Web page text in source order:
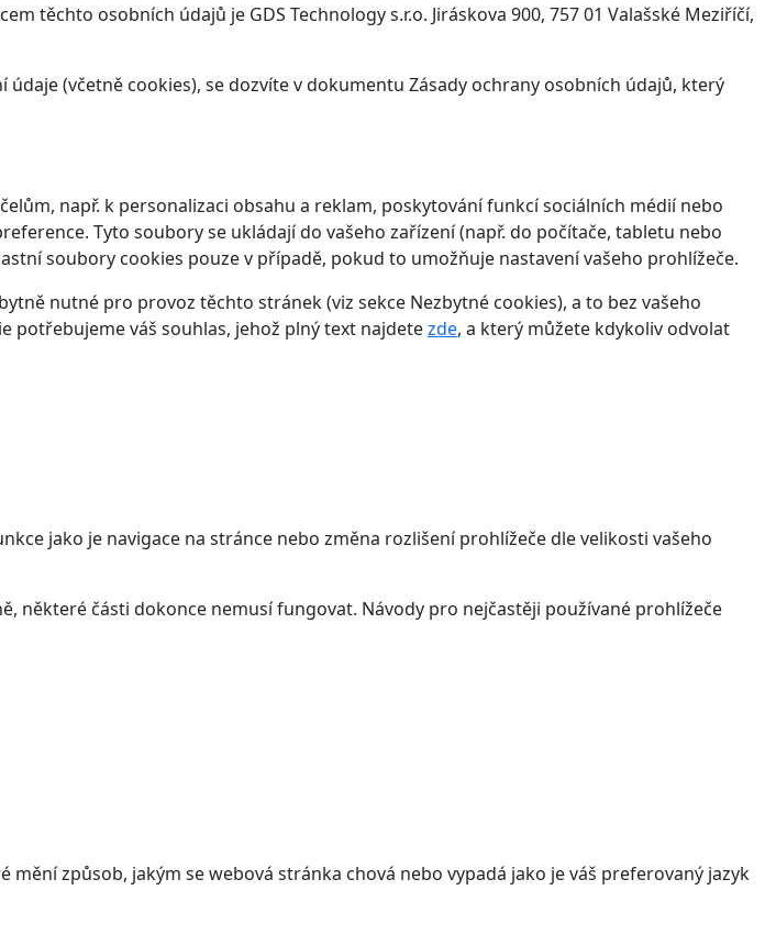
těchto osobních údajů je GDS Technology s.r.o. Jiráskova 900, 757 01 Valašské Meziříčí,
(včetně cookies), se dozvíte v dokumentu Zásady ochrany osobních údajů, který
např. k personalizaci obsahu a reklam, poskytování funkcí sociálních médií nebo
Tyto soubory se ukládají do vašeho zařízení (např. do počítače, tabletu nebo
soubory cookies pouze v případě, pokud to umožňuje nastavení vašeho prohlížeče.
nutné pro provoz těchto stránek (viz sekce Nezbytné cookies), a to bez vašeho
potřebujeme váš souhlas, jehož plný text najdetezde, a který můžete kdykoliv odvolat
jako je navigace na stránce nebo změna rozlišení prohlížeče dle velikosti vašeho
některé části dokonce nemusí fungovat. Návody pro nejčastěji používané prohlížeče
způsob, jakým se webová stránka chová nebo vypadá jako je váš preferovaný jazyk